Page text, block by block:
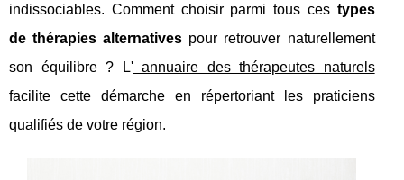
indissociables. Comment choisir parmi tous ces types
de thérapies alternatives pour retrouver naturellement
son équilibre ? L'annuaire des thérapeutes naturels
facilite cette démarche en répertoriant les praticiens
qualifiés de votre région.